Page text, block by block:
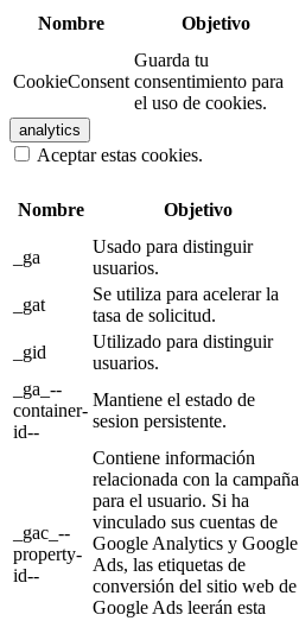
Nombre Objetivo
CookieConsent
Guarda tu
consentimiento para
el uso de cookies.
analytics
Aceptar estas cookies.
Nombre Objetivo
_ga
Usado para distinguir
usuarios.
_gat
Se utiliza para acelerar la
tasa de solicitud.
_gid
Utilizado para distinguir
usuarios.
_ga_--
container-
id--
Mantiene el estado de
sesion persistente.
_gac_--
property-
id--
Contiene información
relacionada con la campaña
para el usuario. Si ha
vinculado sus cuentas de
Google Analytics y Google
Ads, las etiquetas de
conversión del sitio web de
Google Ads leerán esta